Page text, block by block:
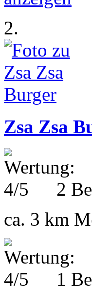
2.
Zsa Zsa
2
ca. 3 km
1